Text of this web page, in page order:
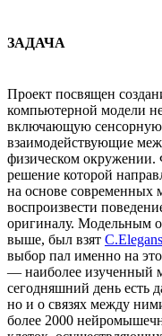
ЗАДАЧА
Проект посвящен
компьютерной модели
включающую
взаимодействующие
физическом окружении.
решение которой
на основе современных
воспроизвести
оригиналу. Модельным
выше, был взят C.Elegans
выбор пал именно на
— наиболее изученный
сегодняшний день есть
но и о связях между
более 2000